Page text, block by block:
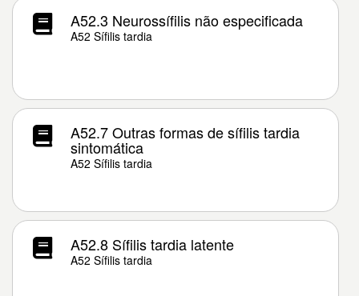
A52.3 Neurossífilis não especificada
A52 Sífilis tardia
A52.7 Outras formas de sífilis tardia
sintomática
A52 Sífilis tardia
A52.8 Sífilis tardia latente
A52 Sífilis tardia